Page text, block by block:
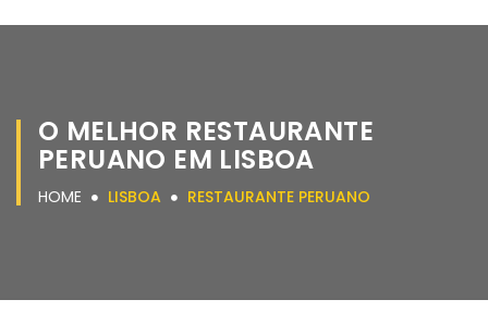
O MELHOR RESTAURANTE
PERUANO EM LISBOA
HOME LISBOA RESTAURANTE PERUANO